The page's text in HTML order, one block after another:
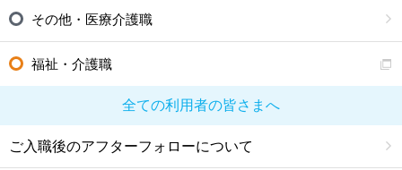
その他・医療介護職
福祉・介護職
全ての利用者の皆さまへ
ご入職後のアフターフォローについて